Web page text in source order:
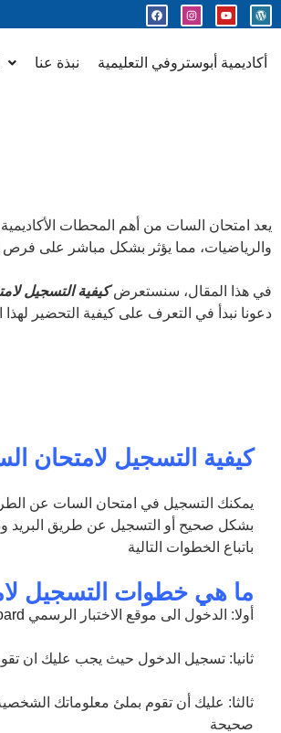
نبذة عنا أكاديمية أبوستروفي التعليمية
يعد امتحان السات من أهم المحطات الأكاديمية
والرياضيات، مما يؤثر بشكل مباشر على فرص
في هذا المقال، سنستعرضكيفية التسجيل
دعونا نبدأ في التعرف على كيفية التحضير لهذا
كيفية التسجيل لامتحان
بشكل صحيح أو التسجيل عن طريق البريد
باتباع الخطوات التالية
ما هي خطوات التسجيل
أولا: الدخول الى موقع الاختبار الرسمي
ثانيا: تسجيل الدخول حيث يجب عليك ان
ثالثا: عليك أن تقوم بملئ معلوماتك
صحيحة